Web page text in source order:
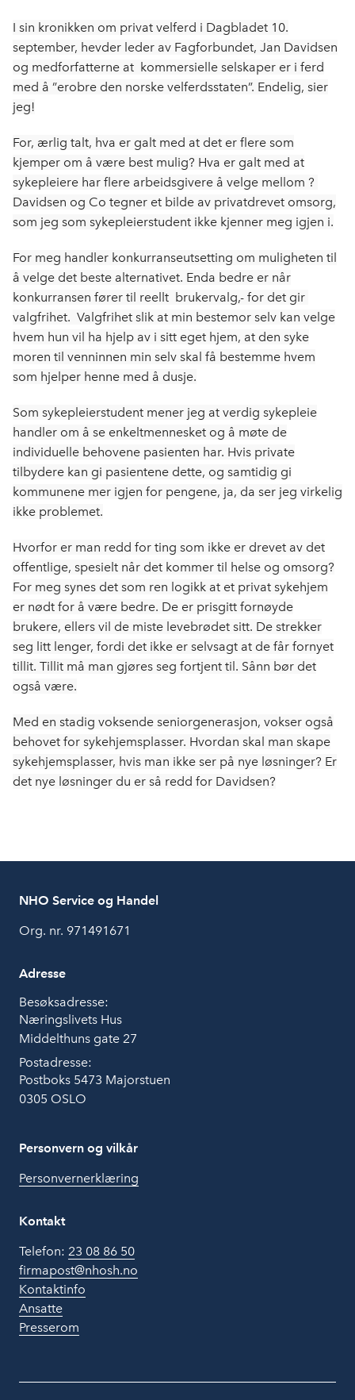
o
k
I
n
I sin kronikken om privat velferd i Dagbladet 10.
september, hevder leder av Fagforbundet, Jan Davidsen
og medforfatterne at kommersielle selskaper er i ferd
med å ”erobre den norske velferdsstaten”. Endelig, sier
jeg!
For, ærlig talt, hva er galt med at det er flere som
kjemper om å være best mulig? Hva er galt med at
sykepleiere har flere arbeidsgivere å velge mellom ?
Davidsen og Co tegner et bilde av privatdrevet omsorg,
som jeg som sykepleierstudent ikke kjenner meg igjen i.
For meg handler konkurranseutsetting om muligheten til
å velge det beste alternativet. Enda bedre er når
konkurransen fører til reellt brukervalg,- for det gir
valgfrihet. Valgfrihet slik at min bestemor selv kan velge
hvem hun vil ha hjelp av i sitt eget hjem, at den syke
moren til venninnen min selv skal få bestemme hvem
som hjelper henne med å dusje.
Som sykepleierstudent mener jeg at verdig sykepleie
handler om å se enkeltmennesket og å møte de
individuelle behovene pasienten har. Hvis private
tilbydere kan gi pasientene dette, og samtidig gi
kommunene mer igjen for pengene, ja, da ser jeg virkelig
ikke problemet.
Hvorfor er man redd for ting som ikke er drevet av det
offentlige, spesielt når det kommer til helse og omsorg?
For meg synes det som ren logikk at et privat sykehjem
er nødt for å være bedre. De er prisgitt fornøyde
brukere, ellers vil de miste levebrødet sitt. De strekker
seg litt lenger, fordi det ikke er selvsagt at de får fornyet
tillit. Tillit må man gjøres seg fortjent til. Sånn bør det
også være.
Med en stadig voksende seniorgenerasjon, vokser også
behovet for sykehjemsplasser. Hvordan skal man skape
sykehjemsplasser, hvis man ikke ser på nye løsninger? Er
det nye løsninger du er så redd for Davidsen?
NHO Service og Handel
Org. nr. 971491671
Adresse
Besøksadresse:
Næringslivets Hus
Middelthuns gate 27
Postadresse:
Postboks 5473 Majorstuen
0305 OSLO
Personvern og vilkår
Personvernerklæring
Kontakt
Telefon: 23 08 86 50
firmapost@nhosh.no
Kontaktinfo
Ansatte
Presserom